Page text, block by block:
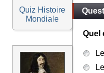
Quiz Histoire
Mondiale
Quel